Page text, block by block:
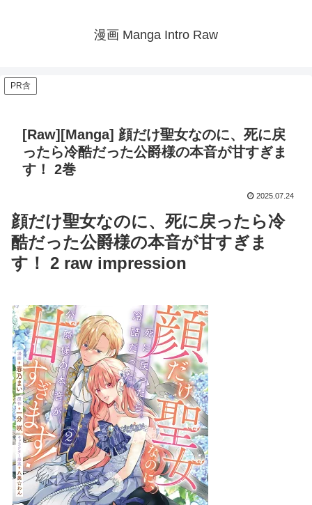
漫画 Manga Intro Raw
PR含
[Raw][Manga] 顔だけ聖女なのに、死に戻
ったら冷酷だった公爵様の本音が甘すぎま
す！ 2巻
2025.07.24
顔だけ聖女なのに、死に戻ったら冷
酷だった公爵様の本音が甘すぎま
す！ 2 raw impression